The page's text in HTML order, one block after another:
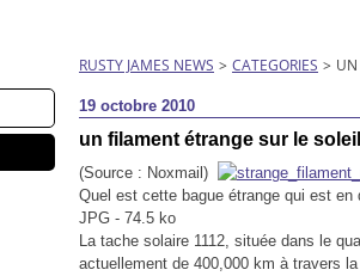
RUSTY JAMES NEWS > CATEGORIES > UN
19 octobre 2010
un filament étrange sur le
(Source : Noxmail)
Quel est cette bague étrange qui est
JPG - 74.5 ko
La tache solaire 1112, située dans le
actuellement de 400,000 km à travers